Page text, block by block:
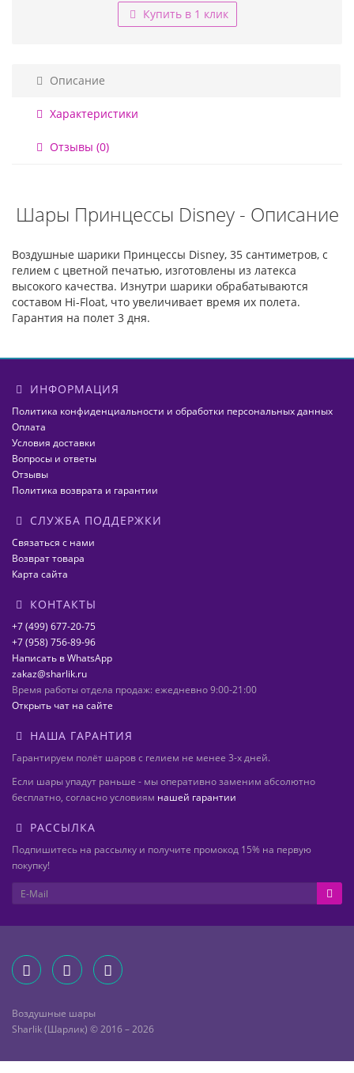
Купить в 1 клик
Описание
Характеристики
Отзывы (0)
Шары Принцессы Disney - Описание
Воздушные шарики Принцессы Disney, 35 сантиметров, с
гелием с цветной печатью, изготовлены из латекса
высокого качества. Изнутри шарики обрабатываются
составом Hi-Float, что увеличивает время их полета.
Гарантия на полет 3 дня.
ИНФОРМАЦИЯ
Политика конфиденциальности и обработки персональных данных
Оплата
Условия доставки
Вопросы и ответы
Отзывы
Политика возврата и гарантии
СЛУЖБА ПОДДЕРЖКИ
Связаться с нами
Возврат товара
Карта сайта
КОНТАКТЫ
+7 (499) 677-20-75
+7 (958) 756-89-96
Написать в WhatsApp
zakaz@sharlik.ru
Время работы отдела продаж: ежедневно 9:00-21:00
Открыть чат на сайте
НАША ГАРАНТИЯ
Гарантируем полёт шаров с гелием не менее 3-х дней.
Если шары упадут раньше - мы оперативно заменим абсолютно
бесплатно, согласно условиям нашей гарантии
РАССЫЛКА
Подпишитесь на рассылку и получите промокод 15% на первую
покупку!
Воздушные шары
Sharlik (Шарлик) © 2016 – 2026